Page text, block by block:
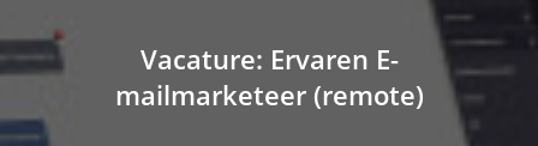
Vacature: Ervaren E-
mailmarketeer (remote)